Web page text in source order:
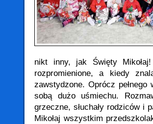
nikt inny, jak Święty
rozpromienione, a kiedy
zawstydzone. Oprócz pełnego
sobą dużo uśmiechu.
grzeczne, słuchały rodziców i
Mikołaj wszystkim